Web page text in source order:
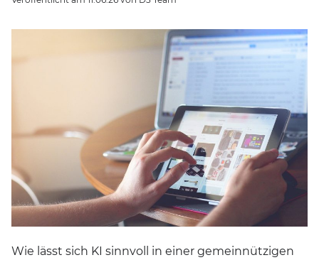
Wie lässt sich KI sinnvoll in einer gemeinnützigen